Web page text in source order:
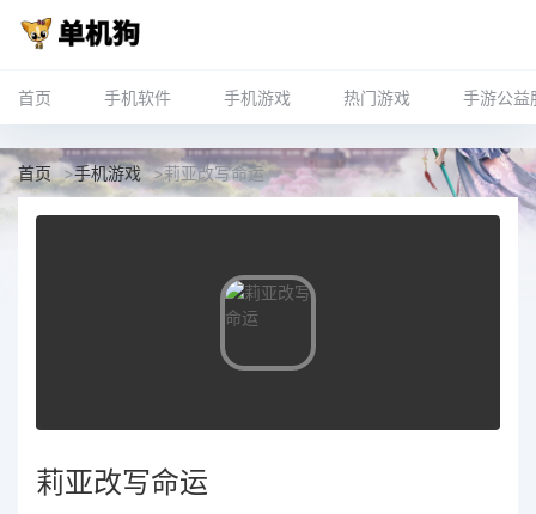
首页 手机软件 手机游戏 热门游戏 手游公益
首页 >手机游戏 >莉亚改写命运
莉亚改写命运